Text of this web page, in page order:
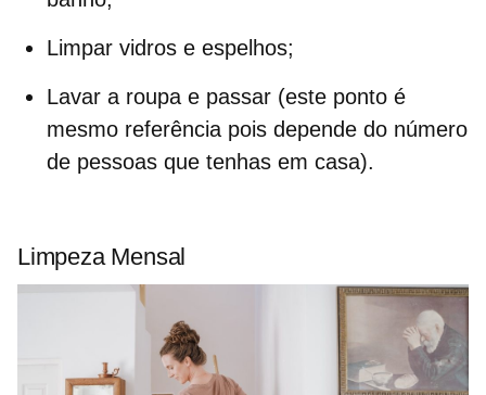
Limpar vidros e espelhos;
Lavar a roupa e passar (este ponto é
mesmo referência pois depende do número
de pessoas que tenhas em casa).
Limpeza Mensal